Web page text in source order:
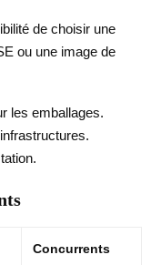
de choisir une
ou une image de
les emballages.
Concurrents